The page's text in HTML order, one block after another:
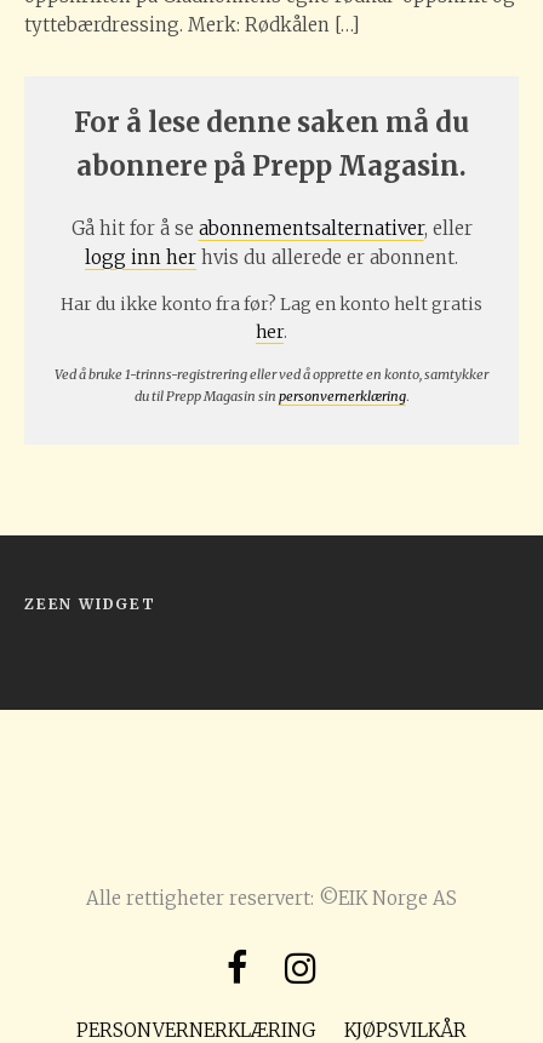
tyttebærdressing. Merk: Rødkålen […]
For å lese denne saken må du
abonnere på Prepp Magasin.
Gå hit for å se abonnementsalternativer, eller
logg inn her hvis du allerede er abonnent.
Har du ikke konto fra før? Lag en konto helt gratis
her.
Ved å bruke 1-trinns-registrering eller ved å opprette en konto, samtykker
du til Prepp Magasin sin personvernerklæring.
ZEEN WIDGET
Alle rettigheter reservert: ©EIK Norge AS
PERSONVERNERKLÆRING KJØPSVILKÅR